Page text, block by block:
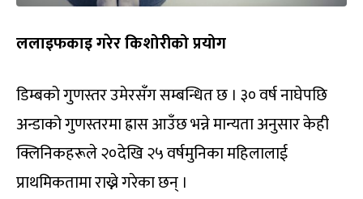
ललाइफकाइ गरेर किशोरीको प्रयोग
डिम्बको गुणस्तर उमेरसँग सम्बन्धित छ । ३० वर्ष नाघेपछि
अन्डाको गुणस्तरमा ह्रास आउँछ भन्ने मान्यता अनुसार केही
क्लिनिकहरूले २०देखि २५ वर्षमुनिका महिलालाई
प्राथमिकतामा राख्ने गरेका छन् ।